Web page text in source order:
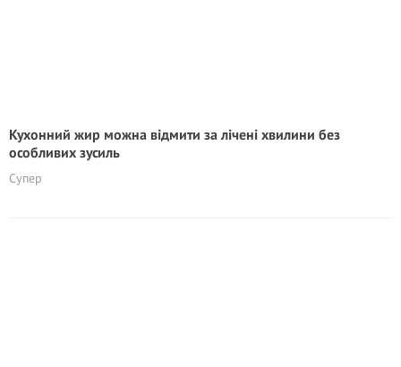
Кухонний жир можна відмити за лічені хвилини без
особливих зусиль
Супер